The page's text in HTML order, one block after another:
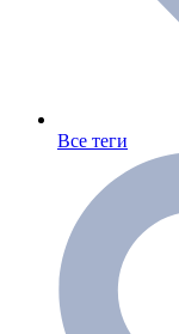
Все теги